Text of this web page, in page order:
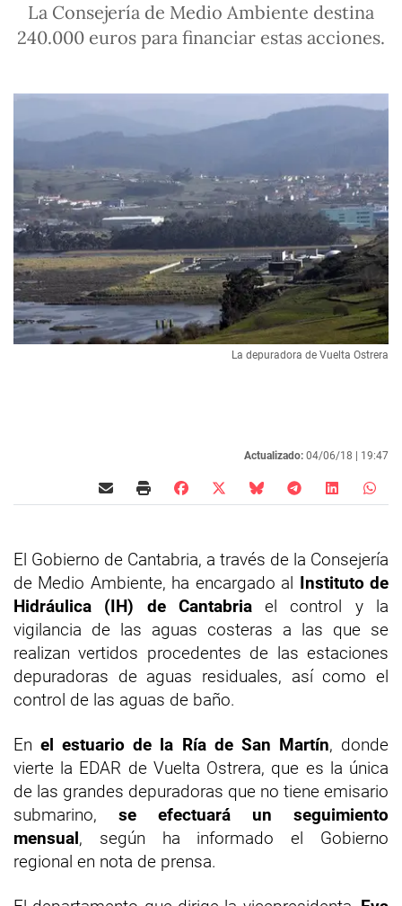
La Consejería de Medio Ambiente destina
240.000 euros para financiar estas acciones.
La depuradora de Vuelta Ostrera
Actualizado: 04/06/18 | 19:47
El Gobierno de Cantabria, a través de la Consejería
de Medio Ambiente, ha encargado al Instituto de
Hidráulica (IH) de Cantabriael control y la
vigilancia de las aguas costeras a las que se
realizan vertidos procedentes de las estaciones
depuradoras de aguas residuales, así como el
control de las aguas de baño.
Enel estuario de la Ría de San Martín, donde
vierte la EDAR de Vuelta Ostrera, que es la única
de las grandes depuradoras que no tiene emisario
submarino, se efectuará un seguimiento
mensual, según ha informado el Gobierno
regional en nota de prensa.